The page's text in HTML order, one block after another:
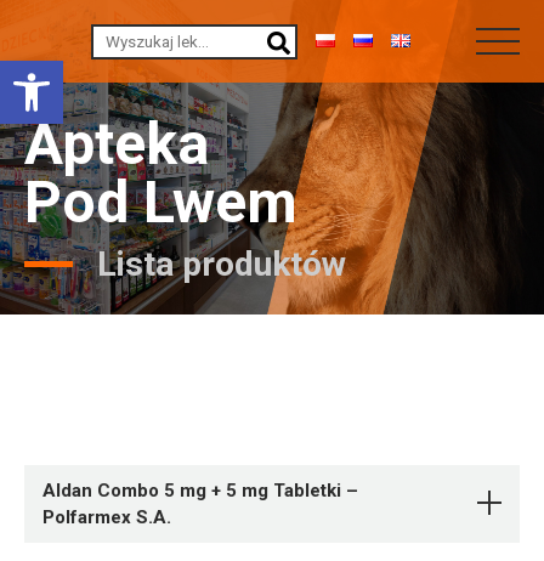
Otwórz pasek narzędzi
Apteka
Pod Lwem
Lista produktów
Aldan Combo 5 mg + 5 mg Tabletki –
Polfarmex S.A.